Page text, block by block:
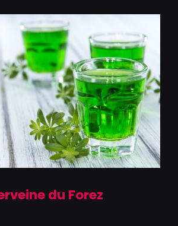
du Forez